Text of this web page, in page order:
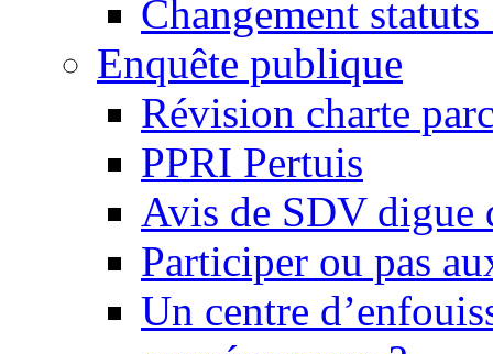
Changement
Enquête publique
Révision charte
PPRI Pertuis
Avis de SDV digue
Participer ou pas
Un centre